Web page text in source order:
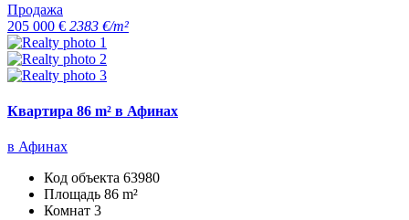
Продажа
205 000 € 2383 €/m²
Квартира 86 m² в Афинах
в Афинах
Код объекта 63980
Площадь 86 m²
Комнат 3